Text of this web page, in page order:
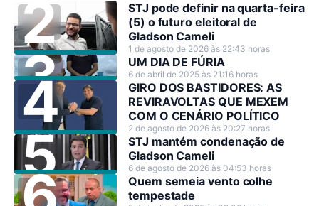
STJ pode definir na quarta-feira
(5) o futuro eleitoral de
Gladson Cameli
1 de agosto de 2026 às 22:43 horas
UM DIA DE FÚRIA
6 de abril de 2025 às 21:16 horas
GIRO DOS BASTIDORES: AS
REVIRAVOLTAS QUE MEXEM
COM O CENÁRIO POLÍTICO
2 de agosto de 2026 às 20:27 horas
STJ mantém condenação de
Gladson Cameli
6 de agosto de 2026 às 04:53 horas
Quem semeia vento colhe
tempestade